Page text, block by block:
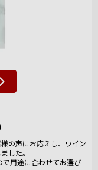
の声にお応えし、ワイン
した。
用途に合わせてお選び